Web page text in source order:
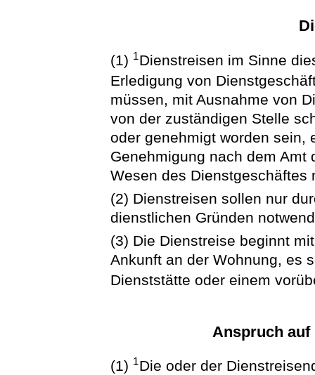
(1) 1Dienstreisen im Sinne
Erledigung von
müssen, mit Ausnahme von
von der zuständigen Stelle
oder genehmigt worden sein,
Genehmigung nach dem
Wesen des Dienstgeschäftes
(2) Dienstreisen sollen nur
dienstlichen Gründen
(3) Die Dienstreise beginnt
Ankunft an der Wohnung, es
Dienststätte oder einem
Anspruch auf
(1) 1Die oder der